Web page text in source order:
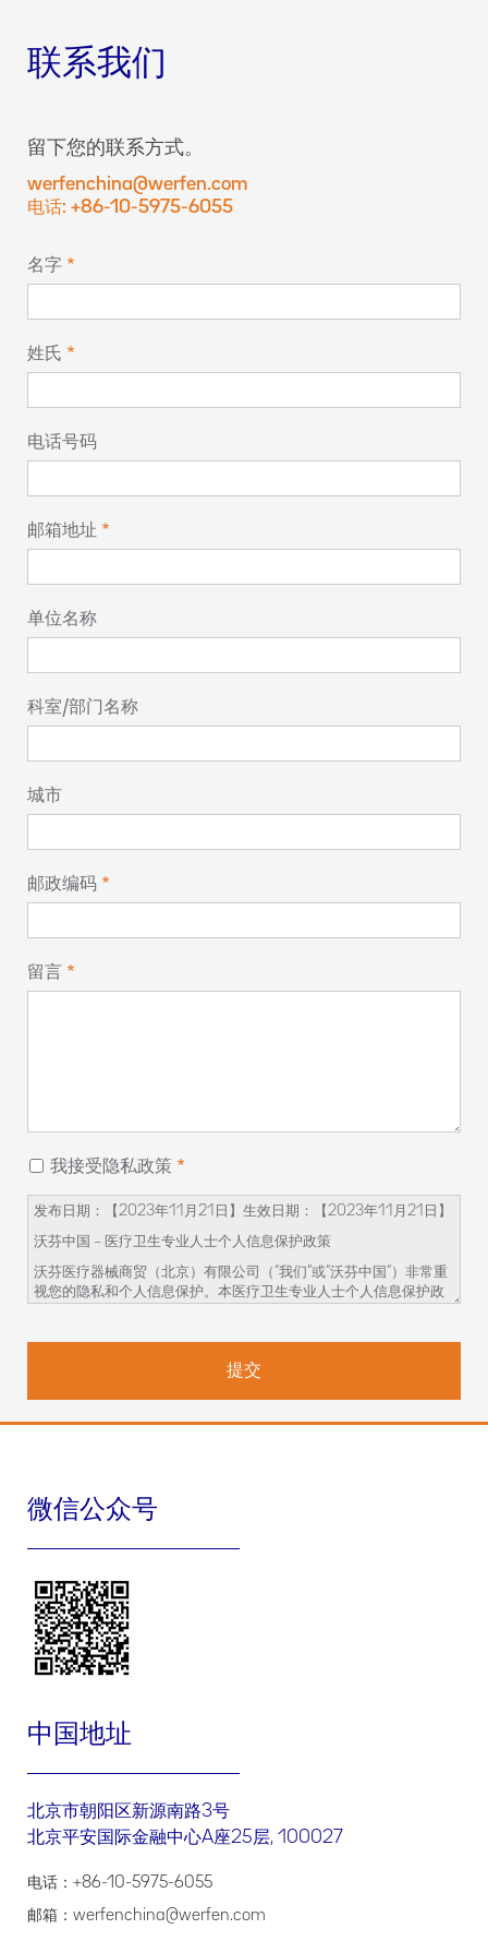
联系我们
留下您的联系方式。
werfenchina@werfen.com
电话: +86-10-5975-6055
名字
姓氏
电话号码
邮箱地址
单位名称
科室/部门名称
城市
邮政编码
留言
我接受隐私政策
发布日期：【2023年11 月 21 日】生效日期：【2023年11 月 21 日】
沃芬中国 – 医疗卫生专业人士个人信息保护政策
沃芬医疗器械商贸（北京）有限公司（“我们”或“沃芬中国”）非常重
视您的隐私和个人信息保护。本医疗卫生专业人士个人信息保护政
在您开始参与相关的学术活动前，请务必仔细阅读并透彻理解本政
。如对本政策内容有任何疑问、意见或建议，您可通过本政策提
供的联系方式与我们联系。
码、医疗机构、科室、城市、邮政编码、您的具体问题和请求，用
与您进行产品需求的联络
我们如何共享、转让、公开披露、委托处理您的个人信息
协助或代表我们为您提供本政策项下的相关服务。我们仅会出于本
供服务所需信息，且我们将会通过协议要求其不得将此信息用于其
他用途，其将单独征得您的同意。
共享
为实现本政策所述的个人信息处理目的，我们可能会与我们的关联
公司共享我们基于本政策收集和处理的您的个人信息。您可以联系
我们获取您的个人信息接收方详情（包括接收方的名称、联系方
微信公众号
中国地址
北京市朝阳区新源南路3号
北京平安国际金融中心A座25层, 100027
电话：+86-10-5975-6055
邮箱：werfenchina@werfen.com